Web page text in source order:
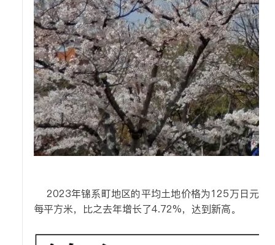
2023年锦系町地区的平均土地价格为125万日元
每平方米，比之去年增长了4.72%，达到新高。